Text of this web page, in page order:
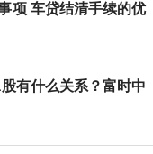
项 车贷结清手续的优
有什么关系？富时中